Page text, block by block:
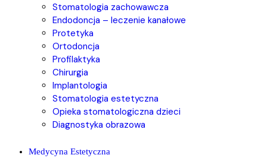
Stomatologia zachowawcza
Endodoncja – leczenie kanałowe
Protetyka
Ortodoncja
Profilaktyka
Chirurgia
Implantologia
Stomatologia estetyczna
Opieka stomatologiczna dzieci
Diagnostyka obrazowa
Medycyna Estetyczna